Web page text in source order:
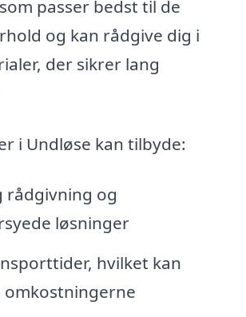
passer bedst til de
og kan rådgive dig i
der sikrer lang
i Undløse kan tilbyde:
rådgivning og
løsninger
hvilket kan
omkostningerne